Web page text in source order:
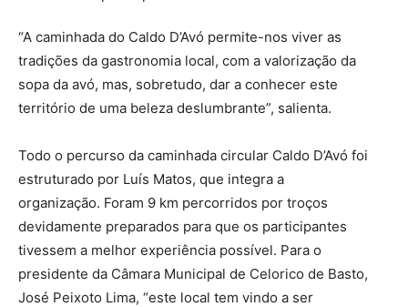
“A caminhada do Caldo D’Avó permite-nos viver as
tradições da gastronomia local, com a valorização da
sopa da avó, mas, sobretudo, dar a conhecer este
território de uma beleza deslumbrante”, salienta.
Todo o percurso da caminhada circular Caldo D’Avó foi
estruturado por Luís Matos, que integra a
organização. Foram 9 km percorridos por troços
devidamente preparados para que os participantes
tivessem a melhor experiência possível. Para o
presidente da Câmara Municipal de Celorico de Basto,
José Peixoto Lima, “este local tem vindo a ser